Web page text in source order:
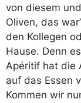
von diesem
Oliven, das
den Kollegen
Hause. Denn
Apéritif hat die
auf das Essen
Kommen wir